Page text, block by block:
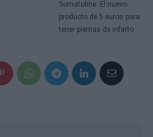
Somatoline: El nuevo
producto de 5 euros para
tener piernas de infarto